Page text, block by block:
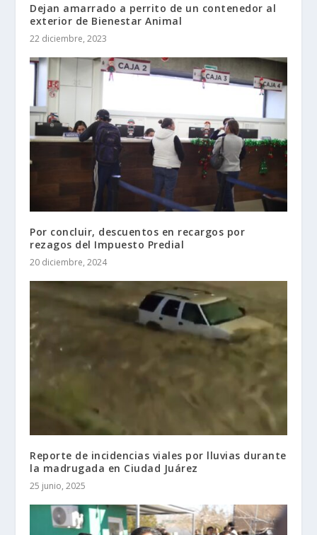
Dejan amarrado a perrito de un contenedor al
exterior de Bienestar Animal
22 diciembre, 2023
Por concluir, descuentos en recargos por
rezagos del Impuesto Predial
20 diciembre, 2024
Reporte de incidencias viales por lluvias durante
la madrugada en Ciudad Juárez
25 junio, 2025